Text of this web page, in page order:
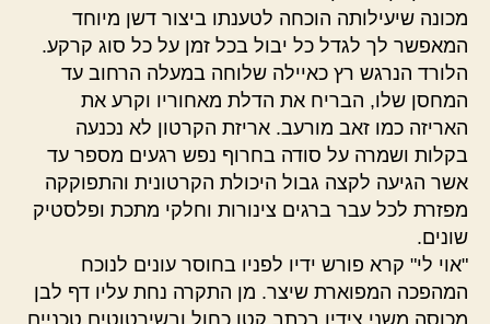
מכונה שיעילותה הוכחה לטענתו ביצור דשן מיוחד
המאפשר לך לגדל כל יבול בכל זמן על כל סוג קרקע.
הלורד הנרגש רץ כאיילה שלוחה במעלה הרחוב עד
המחסן שלו, הבריח את הדלת מאחוריו וקרע את
האריזה כמו זאב מורעב. אריזת הקרטון לא נכנעה
בקלות ושמרה על סודה בחרוף נפש רגעים מספר עד
אשר הגיעה לקצה גבול היכולת הקרטונית והתפוקקה
מפזרת לכל עבר ברגים צינורות וחלקי מתכת ופלסטיק
שונים.
"אוי לי" קרא פורש ידיו לפניו בחוסר עונים לנוכח
המהפכה המפוארת שיצר. מן התקרה נחת עליו דף לבן
מכוסה משני צידיו בכתב קטן כחול ובשירטוטים טכניים